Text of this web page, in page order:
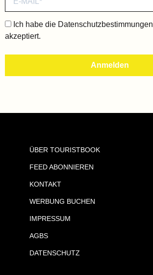
Ich habe die Datenschutzbestimmungen
akzeptiert.
ÜBER TOURISTBOOK
FEED ABONNIEREN
KONTAKT
WERBUNG BUCHEN
IMPRESSUM
AGBS
DATENSCHUTZ